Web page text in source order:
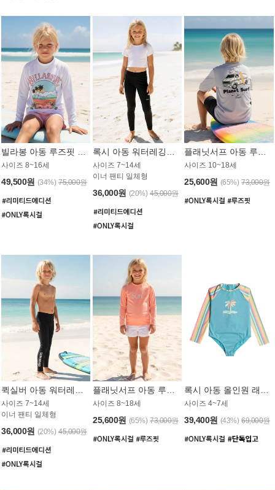
사이즈 8~16세
49,500원 (34%) 75,000원
사이즈 7~14세
이너 팬티 일체형
36,000원 (20%) 45,000원
사이즈 10~18세
25,600원 (65%) 73,000원
사이즈 7~14세
이너 팬티 일체형
36,000원 (20%) 45,000원
사이즈 8~18세
25,600원 (65%) 73,000원
사이즈 4~7세
39,400원 (43%) 69,000원